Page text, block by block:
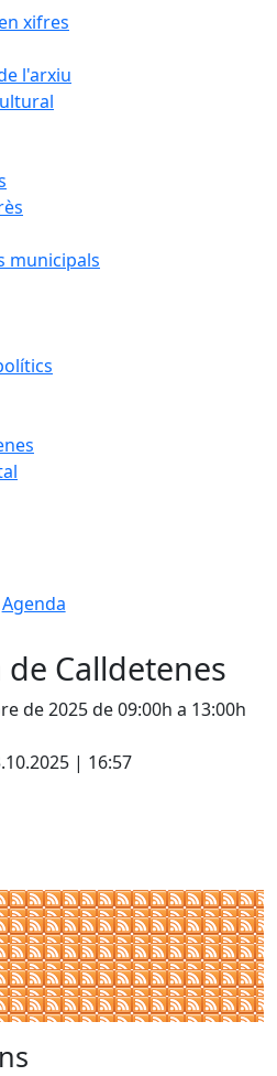
xifres
l'arxiu
municipals
Agenda
Calldetenes
de 2025 de 09:00h a 13:00h
| 16:57